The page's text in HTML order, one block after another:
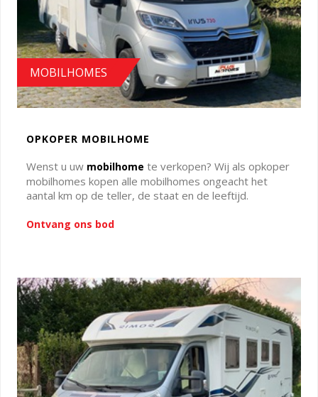
MOBILHOMES
OPKOPER MOBILHOME
Wenst u uw mobilhome te verkopen? Wij als opkoper
mobilhomes kopen alle mobilhomes ongeacht het
aantal km op de teller, de staat en de leeftijd.
Ontvang ons bod